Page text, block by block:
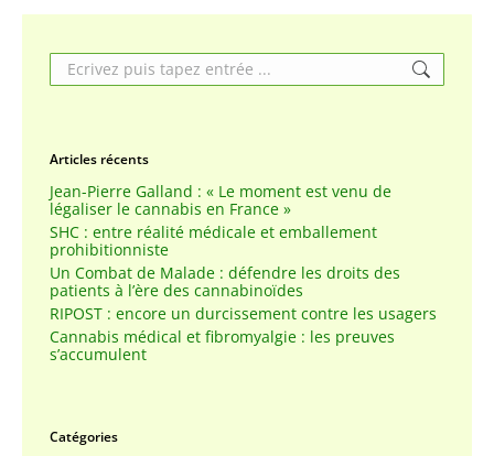
Search:
Articles récents
Jean-Pierre Galland : « Le moment est venu de
légaliser le cannabis en France »
SHC : entre réalité médicale et emballement
prohibitionniste
Un Combat de Malade : défendre les droits des
patients à l’ère des cannabinoïdes
RIPOST : encore un durcissement contre les usagers
Cannabis médical et fibromyalgie : les preuves
s’accumulent
Catégories